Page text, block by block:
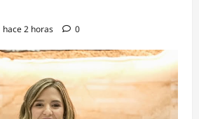
hace 2 horas 0